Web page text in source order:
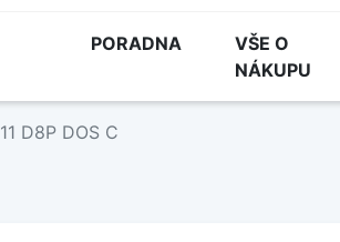
PORADNA
VŠE O
NÁKUPU
D8P DOS C